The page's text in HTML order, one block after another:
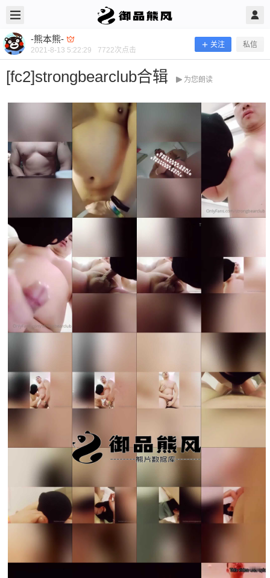
-熊本熊-
2021-8-13 5:22:29 7722次点击
关注 私信
[fc2]strongbearclub合辑 为您朗读
-熊本熊- @ 御品熊风 2021/8/13
[fc2]strongbearclub合辑
当前隐藏内容需要支付300熊币 已有104人支付 登
录立刻注册 0 收藏